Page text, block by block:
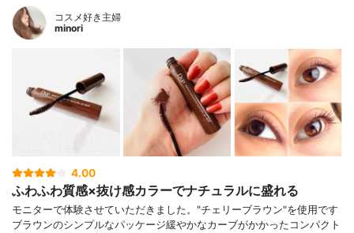
コスメ好き主婦
minori
4.00
ふわふわ質感×抜け感カラーでナチュラルに盛れる
モニターで体験させていただきました。"チェリーブラウン"を使用です
ブラウンのシンプルなパッケージ緩やかなカーブがかかったコンパクト